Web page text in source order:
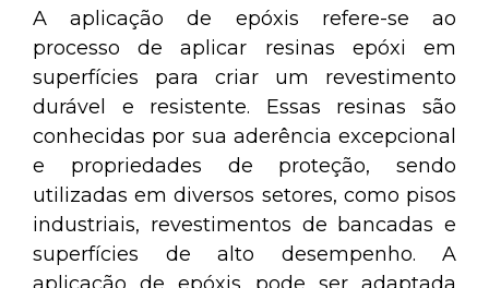
A aplicação de epóxis refere-se ao
processo de aplicar resinas epóxi em
superfícies para criar um revestimento
durável e resistente. Essas resinas são
conhecidas por sua aderência excepcional
e propriedades de proteção, sendo
utilizadas em diversos setores, como pisos
industriais, revestimentos de bancadas e
superfícies de alto desempenho. A